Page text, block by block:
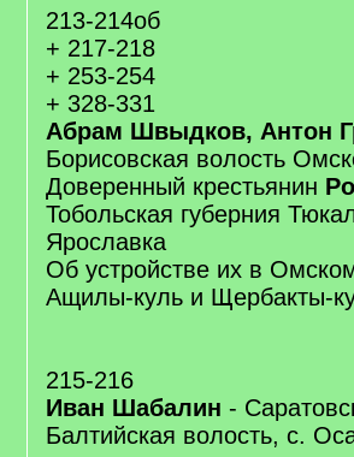
213-214об
+ 217-218
+ 253-254
+ 328-331
Абрам Швыдков, Антон
Борисовская волость
Доверенный крестьянин
Тобольская губерния
Ярославка
Об устройстве их в
Ащилы-куль и Щербакты-
215-216
Иван Шабалин -
Балтийская волость, с.